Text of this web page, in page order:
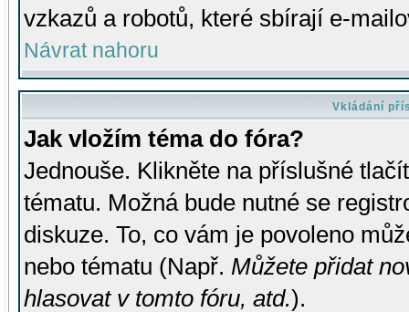
vzkazů a robotů, které sbírají e-
Návrat nahoru
Vkládání
Jak vložím téma do fóra?
Jednouše. Klikněte na příslušné
tématu. Možná bude nutné se
diskuze. To, co vám je povoleno
nebo tématu (Např. Můžete přidat
hlasovat v tomto fóru, atd.).